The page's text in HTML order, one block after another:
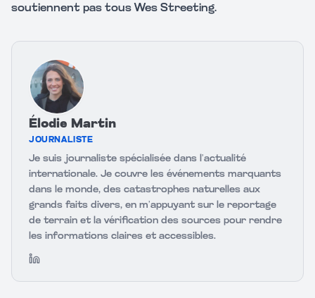
soutiennent pas tous Wes Streeting.
Élodie Martin
JOURNALISTE
Je suis journaliste spécialisée dans l’actualité
internationale. Je couvre les événements marquants
dans le monde, des catastrophes naturelles aux
grands faits divers, en m’appuyant sur le reportage
de terrain et la vérification des sources pour rendre
les informations claires et accessibles.